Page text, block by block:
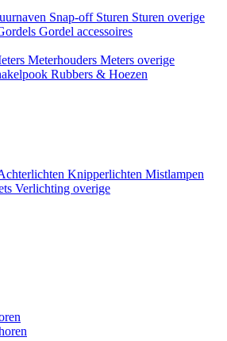
Snap-off Sturen Sturen overige
Gordel accessoires
Meterhouders Meters overige
Rubbers & Hoezen
Knipperlichten Mistlampen
Verlichting overige